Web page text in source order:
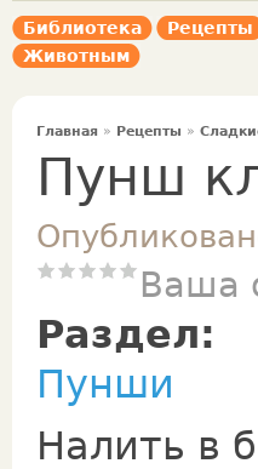
Библиотека Рецепты
Животным
Главная » Рецепты »
Пунш
Ваша
Раздел:
Пунши
Налить в